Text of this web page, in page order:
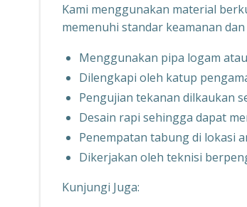
Kami menggunakan material
memenuhi standar keamanan
Menggunakan pipa logam
Dilengkapi oleh katup
Pengujian tekanan dilkaukan
Desain rapi sehingga dapat
Penempatan tabung di lokasi
Dikerjakan oleh teknisi
Kunjungi Juga: